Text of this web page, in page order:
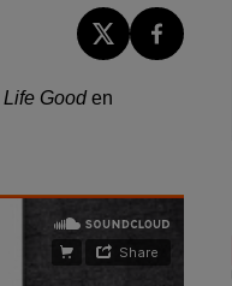
Life Gooden